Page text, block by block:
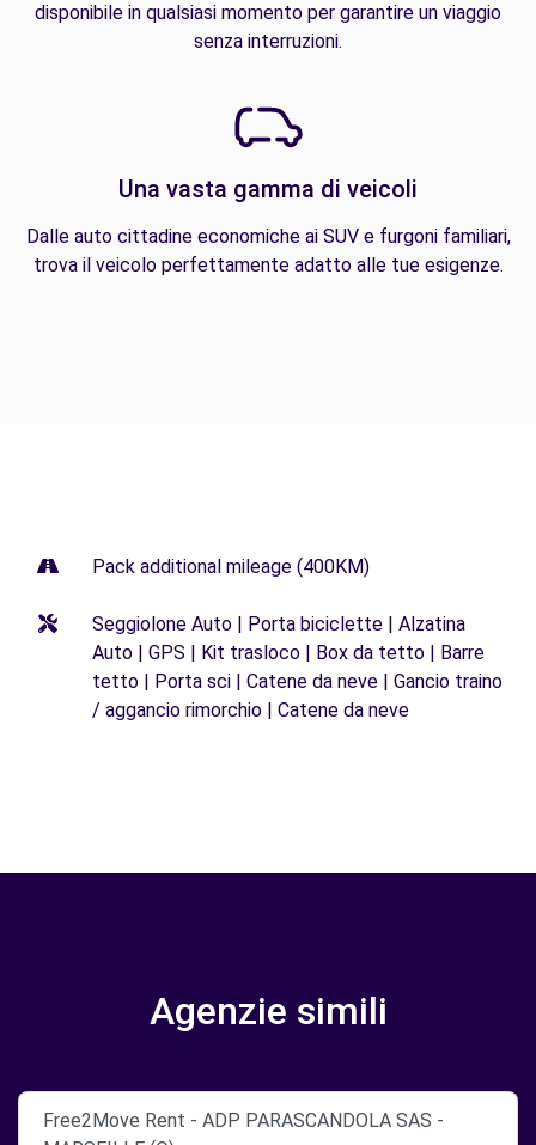
disponibile in qualsiasi momento per garantire un viaggio
senza interruzioni.
Una vasta gamma di veicoli
Dalle auto cittadine economiche ai SUV e furgoni familiari,
trova il veicolo perfettamente adatto alle tue esigenze.
Pack additional mileage (400KM)
Seggiolone Auto | Porta biciclette | Alzatina
Auto | GPS | Kit trasloco | Box da tetto | Barre
tetto | Porta sci | Catene da neve | Gancio traino
/ aggancio rimorchio | Catene da neve
Agenzie simili
Free2Move Rent - ADP PARASCANDOLA SAS -